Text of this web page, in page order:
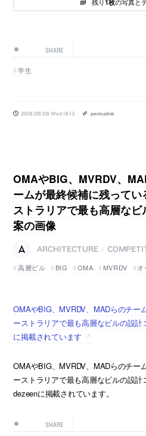
1枚
SHARE
学生
2018.08.08 Wed 18:13 permalink
OMAやBIG、MVRDV、
ームが最終候補に残ってい
ストラリアで最も高層な
案の画像
ARCHITECTURE
高層ビル
BIG OMA MVRDV オ
OMAやBIG、MVRDV、MADらのチー
ーストラリアで最も高層なビルの設
に掲載されています
OMAやBIG、MVRDV、MADらのチー
ーストラリアで最も高層なビルの設計
dezeenに掲載されています。
SHARE